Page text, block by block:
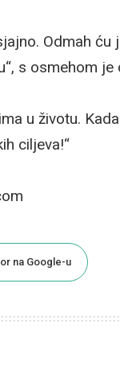
Odmah
s osmehom je
u životu.
ciljeva!“
na Google-u